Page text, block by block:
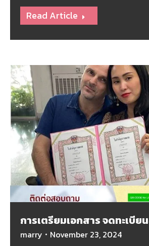
Read Article
การเตรียมเอกสาร จดทะเบีย
marry November 23, 2024